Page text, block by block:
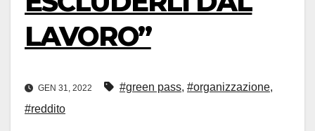
LAVORO”
GEN 31, 2022 #green pass, #organizzazione,
#reddito